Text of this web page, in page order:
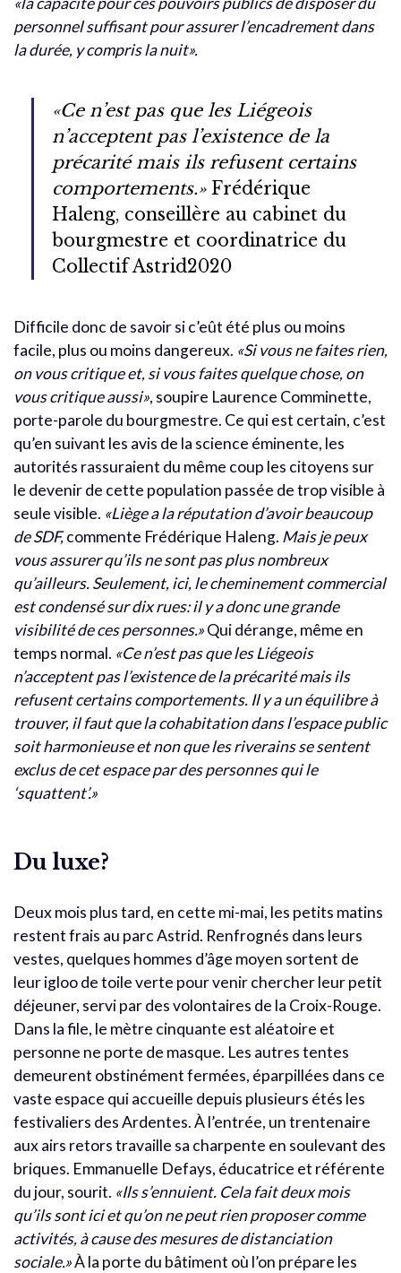
personnel suffisant pour assurer l’encadrement dans
la durée, y compris la nuit».
«Ce n’est pas que les Liégeois
n’acceptent pas l’existence de la
précarité mais ils refusent certains
comportements.» Frédérique
Haleng, conseillère au cabinet du
bourgmestre et coordinatrice du
Collectif Astrid2020
Difficile donc de savoir si c’eût été plus ou moins
facile, plus ou moins dangereux. «Si vous ne faites rien,
on vous critique et, si vous faites quelque chose, on
vous critique aussi», soupire Laurence Comminette,
porte-parole du bourgmestre. Ce qui est certain, c’est
qu’en suivant les avis de la science éminente, les
autorités rassuraient du même coup les citoyens sur
le devenir de cette population passée de trop visible à
seule visible. «Liège a la réputation d’avoir beaucoup
de SDF,commente Frédérique Haleng. Mais je peux
vous assurer qu’ils ne sont pas plus nombreux
qu’ailleurs. Seulement, ici, le cheminement commercial
est condensé sur dix rues: il y a donc une grande
visibilité de ces personnes.»Qui dérange, même en
temps normal. «Ce n’est pas que les Liégeois
n’acceptent pas l’existence de la précarité mais ils
refusent certains comportements. Il y a un équilibre à
trouver, il faut que la cohabitation dans l’espace public
soit harmonieuse et non que les riverains se sentent
exclus de cet espace par des personnes qui le
‘squattent’.»
Du luxe?
Deux mois plus tard, en cette mi-mai, les petits matins
restent frais au parc Astrid. Renfrognés dans leurs
vestes, quelques hommes d’âge moyen sortent de
leur igloo de toile verte pour venir chercher leur petit
déjeuner, servi par des volontaires de la Croix-Rouge.
Dans la file, le mètre cinquante est aléatoire et
personne ne porte de masque. Les autres tentes
demeurent obstinément fermées, éparpillées dans ce
vaste espace qui accueille depuis plusieurs étés les
festivaliers des Ardentes. À l’entrée, un trentenaire
aux airs retors travaille sa charpente en soulevant des
briques. Emmanuelle Defays, éducatrice et référente
du jour, sourit. «Ils s’ennuient. Cela fait deux mois
qu’ils sont ici et qu’on ne peut rien proposer comme
activités, à cause des mesures de distanciation
sociale.»À la porte du bâtiment où l’on prépare les